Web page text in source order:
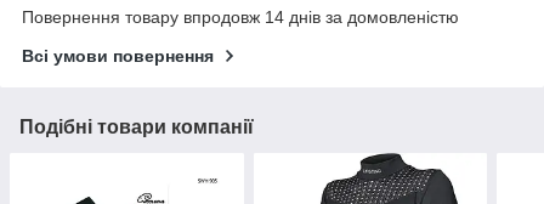
Повернення товару впродовж 14 днів за домовленістю
Всі умови повернення
Подібні товари компанії